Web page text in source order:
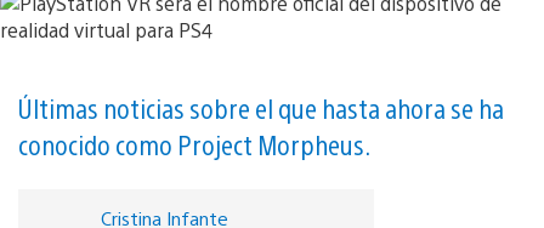
Últimas noticias sobre el que hasta ahora se ha
conocido como Project Morpheus.
Cristina Infante